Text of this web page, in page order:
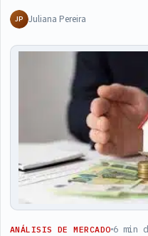
JP Juliana Pereira
ANÁLISIS DE MERCADO 6 min